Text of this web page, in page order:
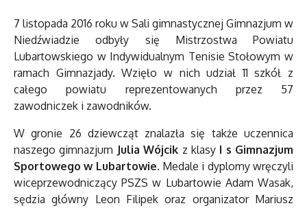
7 listopada 2016 roku w Sali gimnastycznej Gimnazjum w
Niedźwiadzie odbyły się Mistrzostwa Powiatu
Lubartowskiego w Indywidualnym Tenisie Stołowym w
ramach Gimnazjady. Wzięło w nich udział 11 szkół z
całego powiatu reprezentowanych przez 57
zawodniczek i zawodników.
W gronie 26 dziewcząt znalazła się także uczennica
naszego gimnazjum Julia Wójcik z klasyI s Gimnazjum
Sportowego w Lubartowie. Medale i dyplomy wręczyli
wiceprzewodniczący PSZS w Lubartowie Adam Wasak,
sędzia główny Leon Filipek oraz organizator Mariusz